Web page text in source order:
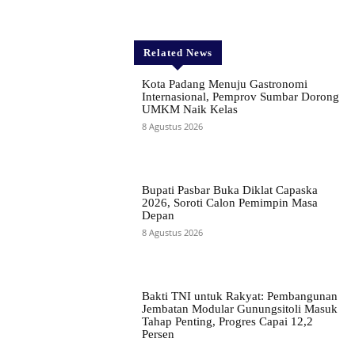
Related News
Kota Padang Menuju Gastronomi
Internasional, Pemprov Sumbar Dorong
UMKM Naik Kelas
8 Agustus 2026
Bupati Pasbar Buka Diklat Capaska
2026, Soroti Calon Pemimpin Masa
Depan
8 Agustus 2026
Bakti TNI untuk Rakyat: Pembangunan
Jembatan Modular Gunungsitoli Masuk
Tahap Penting, Progres Capai 12,2
Persen